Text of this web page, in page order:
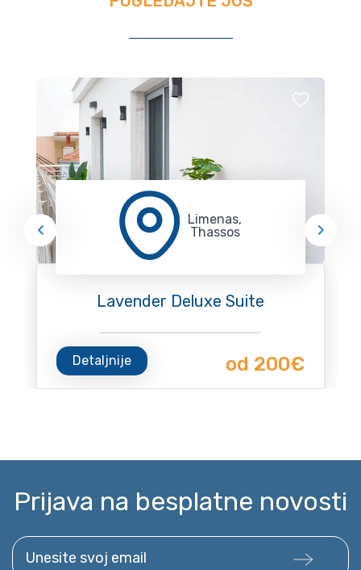
Limenas,
Thassos
Lavender Deluxe Suite
Detaljnije od 200€
Prijava na besplatne novosti
Unesite svoj email